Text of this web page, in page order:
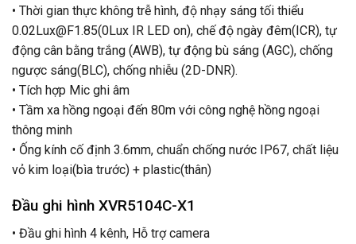
• Thời gian thực không trễ hình, độ nhạy sáng tối thiểu
0.02Lux@F1.85(0Lux IR LED on), chế độ ngày đêm(ICR), tự
động cân bằng trắng (AWB), tự động bù sáng (AGC), chống
ngược sáng(BLC), chống nhiễu (2D-DNR).
• Tích hợp Mic ghi âm
• Tầm xa hồng ngoại đến 80m với công nghệ hồng ngoại
thông minh
• Ống kính cố định 3.6mm, chuẩn chống nước IP67, chất liệu
vỏ kim loại(bìa trước) + plastic(thân)
Đầu ghi hình XVR5104C-X1
• Đầu ghi hình 4 kênh, Hỗ trợ camera